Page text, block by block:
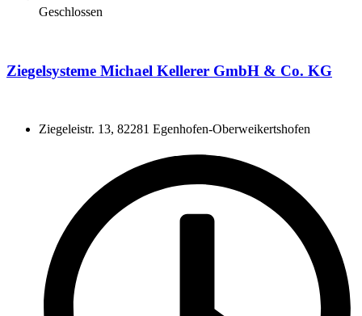
Geschlossen
Ziegelsysteme Michael Kellerer GmbH & Co. KG
Ziegeleistr. 13, 82281 Egenhofen-Oberweikertshofen